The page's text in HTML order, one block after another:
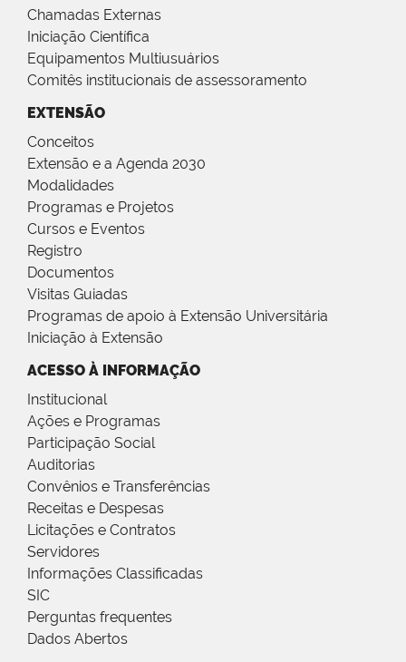
Chamadas Externas
Iniciação Científica
Equipamentos Multiusuários
Comitês institucionais de assessoramento
EXTENSÃO
Conceitos
Extensão e a Agenda 2030
Modalidades
Programas e Projetos
Cursos e Eventos
Registro
Documentos
Visitas Guiadas
Programas de apoio à Extensão Universitária
Iniciação à Extensão
ACESSO À INFORMAÇÃO
Institucional
Ações e Programas
Participação Social
Auditorias
Convênios e Transferências
Receitas e Despesas
Licitações e Contratos
Servidores
Informações Classificadas
SIC
Perguntas frequentes
Dados Abertos